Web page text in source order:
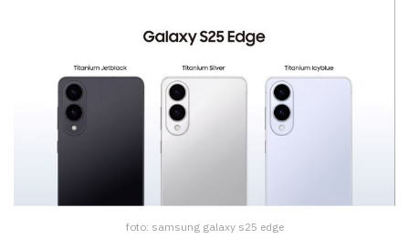
foto: samsung galaxy s25 edge